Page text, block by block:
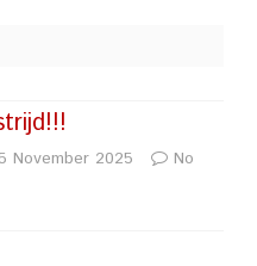
5 November 2025
No